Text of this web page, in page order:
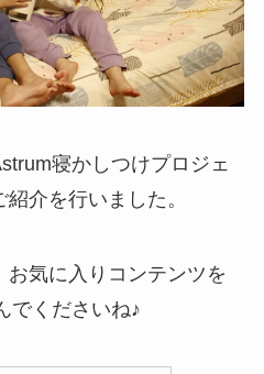
寝かしつけプロジェ
介を行いました。
気に入りコンテンツを
でくださいね♪